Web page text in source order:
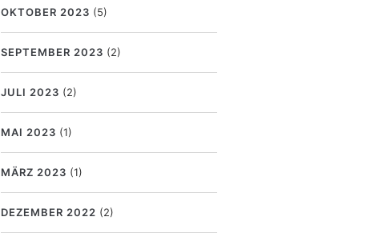
OKTOBER 2023 (5)
SEPTEMBER 2023 (2)
JULI 2023 (2)
MAI 2023 (1)
MÄRZ 2023 (1)
DEZEMBER 2022 (2)